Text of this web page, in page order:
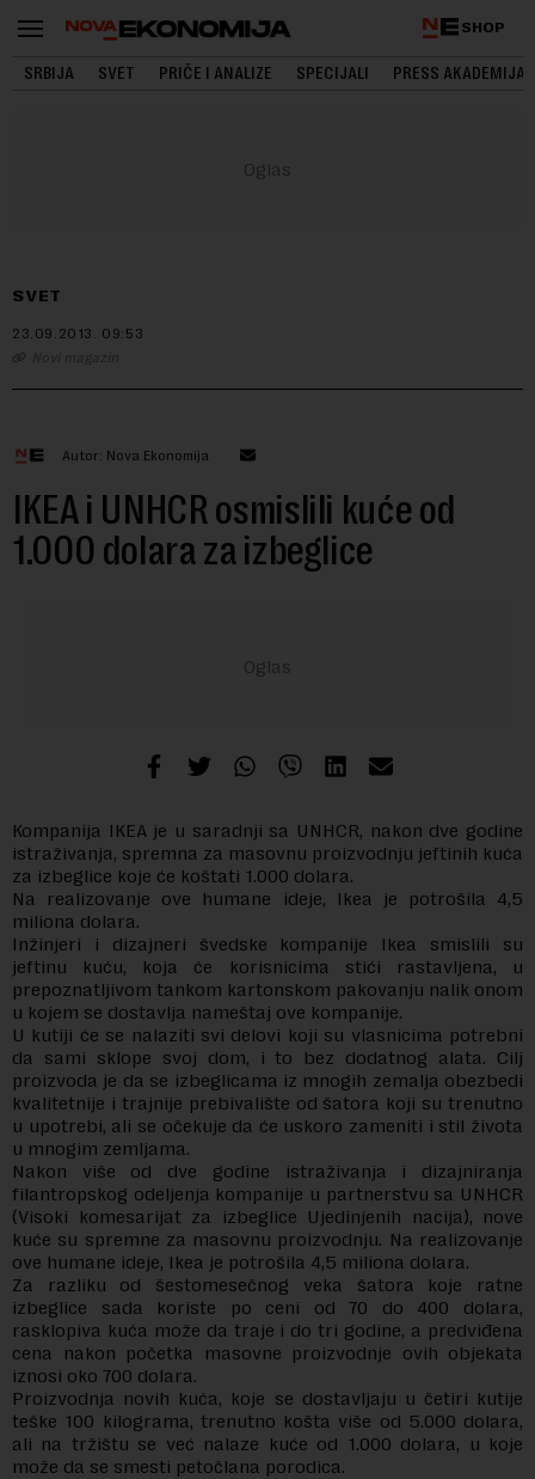
SHOP
SRBIJA SVET PRIČE I ANALIZE SPECIJALI PRESS AKADEMIJA
SVET
23.09.2013. 09:53
Novi magazin
Autor: Nova Ekonomija
IKEA i UNHCR osmislili kuće od
1.000 dolara za izbeglice
Kompanija IKEA je u saradnji sa UNHCR, nakon dve godine
istraživanja, spremna za masovnu proizvodnju jeftinih kuća
za izbeglice koje će koštati 1.000 dolara.
Na realizovanje ove humane ideje, Ikea je potrošila 4,5
miliona dolara.
Inžinjeri i dizajneri švedske kompanije Ikea smislili su
jeftinu kuću, koja će korisnicima stići rastavljena, u
prepoznatljivom tankom kartonskom pakovanju nalik onom
u kojem se dostavlja nameštaj ove kompanije.
U kutiji će se nalaziti svi delovi koji su vlasnicima potrebni
da sami sklope svoj dom, i to bez dodatnog alata. Cilj
proizvoda je da se izbeglicama iz mnogih zemalja obezbedi
kvalitetnije i trajnije prebivalište od šatora koji su trenutno
u upotrebi, ali se očekuje da će uskoro zameniti i stil života
u mnogim zemljama.
Nakon više od dve godine istraživanja i dizajniranja
filantropskog odeljenja kompanije u partnerstvu sa UNHCR
(Visoki komesarijat za izbeglice Ujedinjenih nacija), nove
kuće su spremne za masovnu proizvodnju. Na realizovanje
ove humane ideje, Ikea je potrošila 4,5 miliona dolara.
Za razliku od šestomesečnog veka šatora koje ratne
izbeglice sada koriste po ceni od 70 do 400 dolara,
rasklopiva kuća može da traje i do tri godine, a predviđena
cena nakon početka masovne proizvodnje ovih objekata
iznosi oko 700 dolara.
Proizvodnja novih kuća, koje se dostavljaju u četiri kutije
teške 100 kilograma, trenutno košta više od 5.000 dolara,
ali na tržištu se već nalaze kuće od 1.000 dolara, u koje
može da se smesti petočlana porodica.